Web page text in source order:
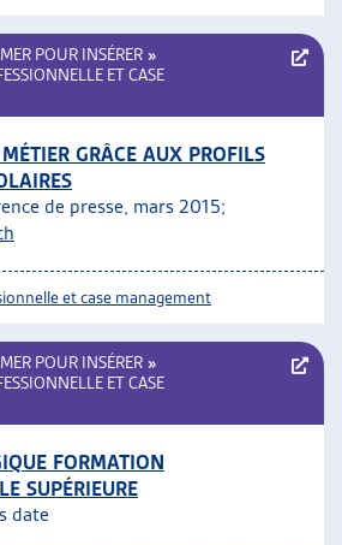
POUR INSÉRER »
ET CASE
GRÂCE AUX PROFILS
de presse, mars 2015;
et case management
POUR INSÉRER »
ET CASE
FORMATION
SUPÉRIEURE
date